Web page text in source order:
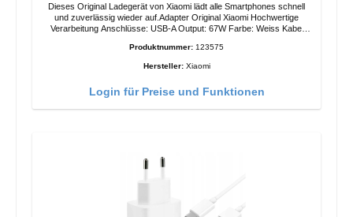
Dieses Original Ladegerät von Xiaomi lädt alle Smartphones schnell
und zuverlässig wieder auf.Adapter Original Xiaomi Hochwertige
Verarbeitung Anschlüsse: USB-A Output: 67W Farbe: Weiss Kabel
Produktnummer: 123575
Hersteller: Xiaomi
Login für Preise und Funktionen